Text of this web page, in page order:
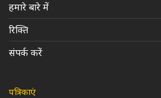
हमारे बारे में
रिक्ति
संपर्क करें
पत्रिकाएं